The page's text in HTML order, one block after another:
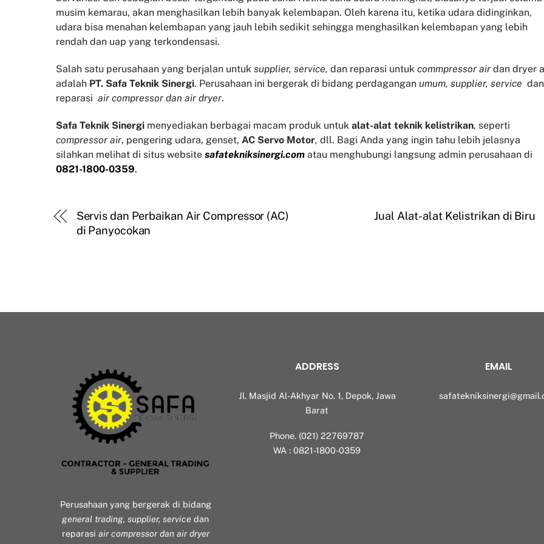
musim kemarau, akan menghasilkan lebih banyak kelembapan. Oleh karena itu, ketika udara didinginkan,
udara bisa menahan kelembapan yang jauh lebih sedikit sehingga menghasilkan kelembapan yang lebih
rendah dan uap yang terkondensasi.
Salah satu perusahaan yang berjalan untuk supplier, service, dan reparasi untuk commpressor air dan dryer
adalah PT. Safa Teknik Sinergi. Perusahaan ini bergerak di bidang perdagangan umum, supplier, service dan
reparasi air compressor dan air dryer.
Safa Teknik Sinergi menyediakan berbagai macam produk untuk alat-alat teknik kelistrikan, seperti
compressor air, pengering udara, genset, AC Servo Motor, dll. Bagi Anda yang ingin tahu lebih jelasnya
silahkan melihat di situs website safatekniksinergi.com atau menghubungi langsung admin perusahaan di
0821-1800-0359.
Servis dan Perbaikan Air Compressor (AC)
di Panyocokan
Jual Alat-alat Kelistrikan di Biru
Perusahaan yang bergerak di bidang
general trading, supplier, service dan
reparasi air compressor dan air dryer
ADDRESS
Jl. Masjid Al-Akhyar No. 1, Depok, Jawa
Barat
Phone. (021) 22769787
WA : 0821-1800-0359
EMAIL